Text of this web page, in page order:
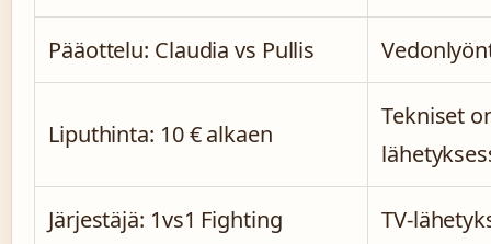
Pääottelu: Claudia vs Pullis
Liputhinta: 10 € alkaen
Tekniset
Järjestäjä: 1vs1 Fighting TV-